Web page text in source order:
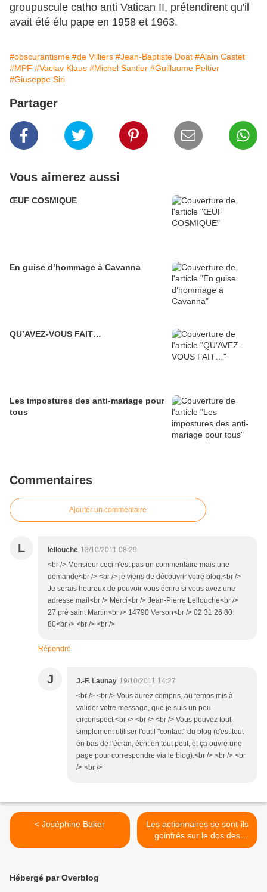
groupuscule catho anti Vatican II, prétendirent qu'il
avait été élu pape en 1958 et 1963.
#obscurantisme #de Villiers #Jean-Baptiste Doat #Alain Castet
#MPF #Vaclav Klaus #Michel Santier #Guillaume Peltier
#Giuseppe Siri
Partager
Vous aimerez aussi
ŒUF COSMIQUE
En guise d’hommage à Cavanna
QU’AVEZ-VOUS FAIT…
Les impostures des anti-mariage pour
tous
Commentaires
Ajouter un commentaire
L lellouche 13/10/2011 08:29
<br /> Monsieur ceci n'est pas un commentaire mais une
demande<br /> <br /> je viens de découvrir votre blog.<br />
Je serais heureux de pouvoir vous écrire si vous avez une
adresse mail<br /> Merci<br /> Jean-Pierre Lellouche<br />
27 prè saint Martin<br /> 14790 Verson<br /> 02 31 26 80
80<br /> <br /> <br />
Répondre
J J.-F. Launay 19/10/2011 14:27
<br /> <br /> Vous aurez compris, au temps mis à
valider votre message, que je suis un peu
circonspect.<br /> <br /> <br /> Vous pouvez tout
simplement utiliser l'outil "contact" du blog (c'est tout
en bas de l'écran, écrit en tout petit, et ça ouvre une
page pour correspondre via le blog).<br /> <br /> <br
/> <br />
< Joséphine Baker
Les actionnaires se sont-ils
goinfrés sur le dos des
salariés ? >
Hébergé par Overblog